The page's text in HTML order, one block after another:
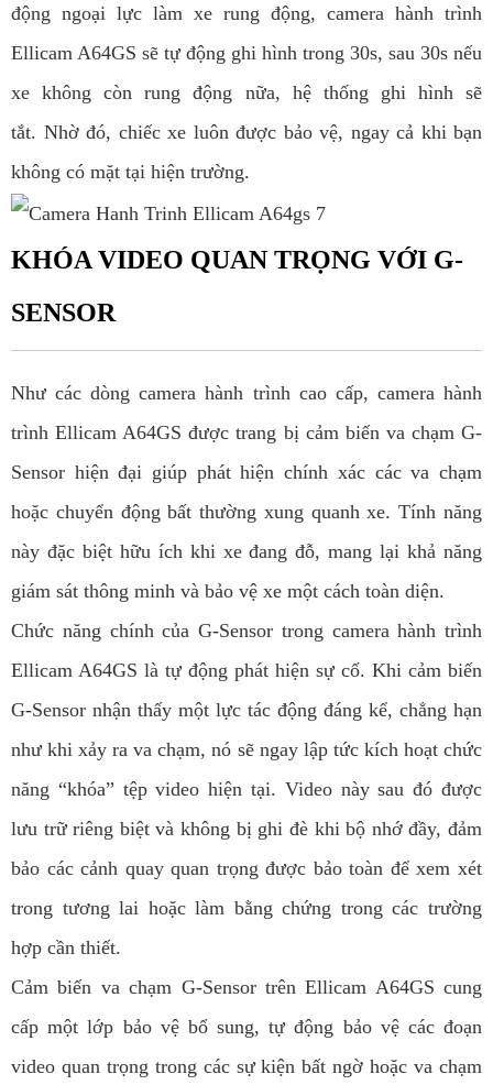
động ngoại lực làm xe rung động, camera hành trình
Ellicam A64GS sẽ tự động ghi hình trong 30s, sau 30s nếu
xe không còn rung động nữa, hệ thống ghi hình sẽ
tắt. Nhờ đó, chiếc xe luôn được bảo vệ, ngay cả khi bạn
không có mặt tại hiện trường.
KHÓA VIDEO QUAN TRỌNG VỚI G-
SENSOR
Như các dòng camera hành trình cao cấp, camera hành
trình Ellicam A64GS được trang bị cảm biến va chạm G-
Sensor hiện đại giúp phát hiện chính xác các va chạm
hoặc chuyển động bất thường xung quanh xe. Tính năng
này đặc biệt hữu ích khi xe đang đỗ, mang lại khả năng
giám sát thông minh và bảo vệ xe một cách toàn diện.
Chức năng chính của G-Sensor trong camera hành trình
Ellicam A64GS là tự động phát hiện sự cố. Khi cảm biến
G-Sensor nhận thấy một lực tác động đáng kể, chẳng hạn
như khi xảy ra va chạm, nó sẽ ngay lập tức kích hoạt chức
năng “khóa” tệp video hiện tại. Video này sau đó được
lưu trữ riêng biệt và không bị ghi đè khi bộ nhớ đầy, đảm
bảo các cảnh quay quan trọng được bảo toàn để xem xét
trong tương lai hoặc làm bằng chứng trong các trường
hợp cần thiết.
Cảm biến va chạm G-Sensor trên Ellicam A64GS cung
cấp một lớp bảo vệ bổ sung, tự động bảo vệ các đoạn
video quan trọng trong các sự kiện bất ngờ hoặc va chạm